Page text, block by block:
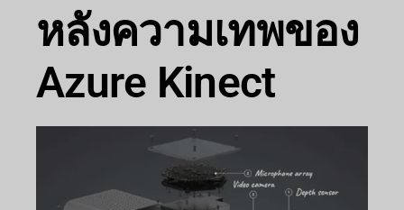
หลังความเทพของ
Azure Kinect